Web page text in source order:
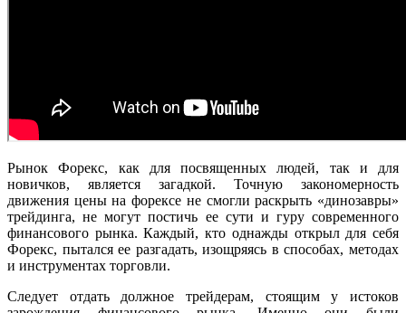
Рынок Форекс, как для посвященных людей, так и для
новичков, является загадкой. Точную закономерность
движения цены на форексе не смогли раскрыть «динозавры»
трейдинга, не могут постичь ее сути и гуру современного
финансового рынка. Каждый, кто однажды открыл для себя
Форекс, пытался ее разгадать, изощряясь в способах, методах
и инструментах торговли.
Следует отдать должное трейдерам, стоящим у истоков